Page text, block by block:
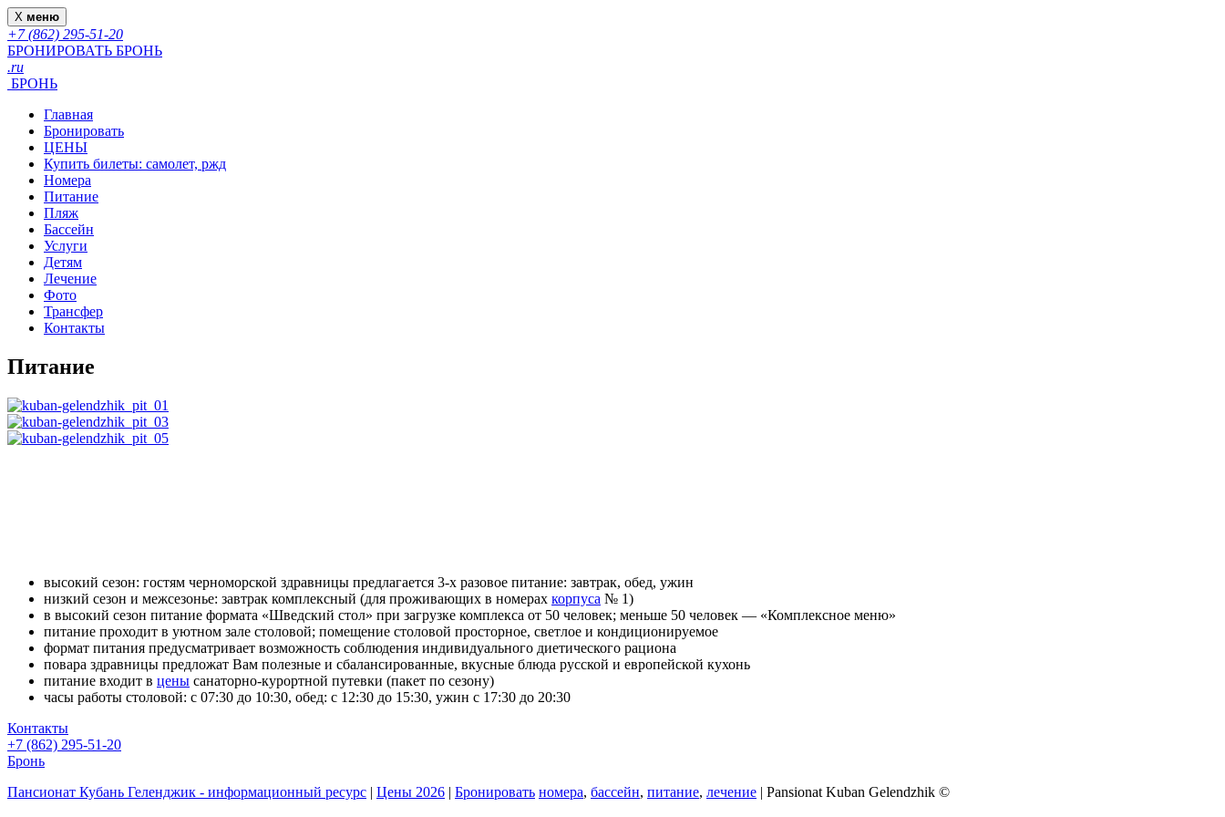
X меню
+7 (862) 295-51-20
БРОНИРОВАТЬ БРОНЬ
.ru
БРОНЬ
Главная
Бронировать
ЦЕНЫ
Купить билеты: самолет, ржд
Номера
Питание
Пляж
Бассейн
Услуги
Детям
Лечение
Фото
Трансфер
Контакты
Питание
высокий сезон: гостям черноморской здравницы предлагается 3-х разовое питание: завтрак, обед, ужин
низкий сезон и межсезонье: завтрак комплексный (для проживающих в номерах корпуса № 1)
в высокий сезон питание формата «Шведский стол» при загрузке комплекса от 50 человек; меньше 50 человек — «Комплексное меню»
питание проходит в уютном зале столовой; помещение столовой просторное, светлое и кондиционируемое
формат питания предусматривает возможность соблюдения индивидуального диетического рациона
повара здравницы предложат Вам полезные и сбалансированные, вкусные блюда русской и европейской кухонь
питание входит в цены санаторно-курортной путевки (пакет по сезону)
часы работы столовой: с 07:30 до 10:30, обед: с 12:30 до 15:30, ужин с 17:30 до 20:30
Контакты
+7 (862) 295-51-20
Бронь
Пансионат Кубань Геленджик - информационный ресурс | Цены 2026 | Бронировать номера, бассейн, питание, лечение | Pansionat Kuban Gelendzhik ©